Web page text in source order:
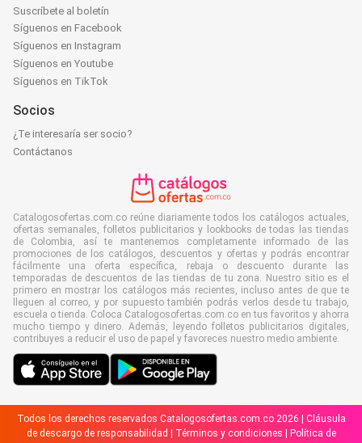
Suscríbete al boletín
Síguenos en Facebook
Síguenos en Instagram
Síguenos en Youtube
Síguenos en TikTok
Socios
¿Te interesaría ser socio?
Contáctanos
Catalogosofertas.com.co reúne diariamente todos los catálogos actuales,
ofertas semanales, folletos publicitarios y lookbooks de todas las tiendas
de Colombia, así te mantenemos completamente informado de las
promociones de los catálogos, descuentos y ofertas y podrás encontrar
fácilmente una oferta específica, rebaja o descuento durante las
temporadas de descuentos de las tiendas de tu zona. Nuestro sitio es el
primero en mostrar los catálogos más recientes, incluso antes de que te
lleguen al correo, y por supuesto también podrás verlos desde tu trabajo,
escuela o tienda. Coloca Catalogosofertas.com.co en tus favoritos y ahorra
mucho tiempo y dinero. Además, leyendo folletos publicitarios digitales,
contribuyes a reducir el uso de papel y favoreces nuestro medio ambiente.
Todos los derechos reservados Catalogosofertas.com.co 2026 | Cláusula
de descargo de responsabilidad
Términos y condiciones
Política de